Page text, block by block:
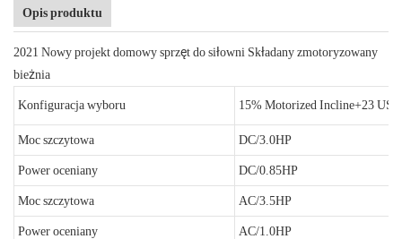
Opis produktu
2021 Nowy projekt domowy sprzęt do siłowni Składany zmotoryzowany
bieżnia
Konfiguracja wyboru 15% Motorized Incline+23
Moc szczytowa DC/3.0HP
Power oceniany DC/0.85HP
Moc szczytowa AC/3.5HP
Power oceniany AC/1.0HP